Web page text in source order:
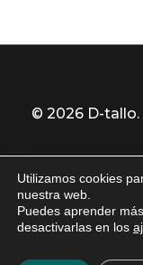
© 2026 D-
Utilizamos cookies
nuestra web.
Puedes aprender
desactivarlas en los